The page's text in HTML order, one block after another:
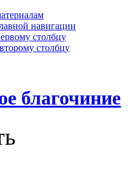
навигации
столбцу
столбцу
благочиние